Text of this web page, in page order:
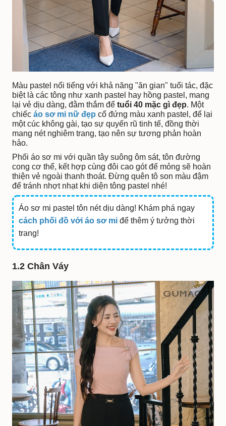
Màu pastel nổi tiếng với khả năng "ăn gian" tuổi tác, đặc
biệt là các tông như xanh pastel hay hồng pastel, mang
lại vẻ dịu dàng, đằm thắm để tuổi 40 mặc gì đẹp. Một
chiếc áo sơ mi nữ đẹp cổ đứng màu xanh pastel, để lại
một cúc không gài, tạo sự quyến rũ tinh tế, đồng thời
mang nét nghiêm trang, tạo nên sự tương phản hoàn
hảo.
Phối áo sơ mi với quần tây suông ôm sát, tôn đường
cong cơ thể, kết hợp cùng đôi cao gót đế mỏng sẽ hoàn
thiện vẻ ngoài thanh thoát. Đừng quên tô son màu đậm
để tránh nhợt nhạt khi diện tông pastel nhé!
Áo sơ mi pastel tôn nét dịu dàng! Khám phá ngay
cách phối đồ với áo sơ mi để thêm ý tưởng thời
trang!
1.2 Chân Váy